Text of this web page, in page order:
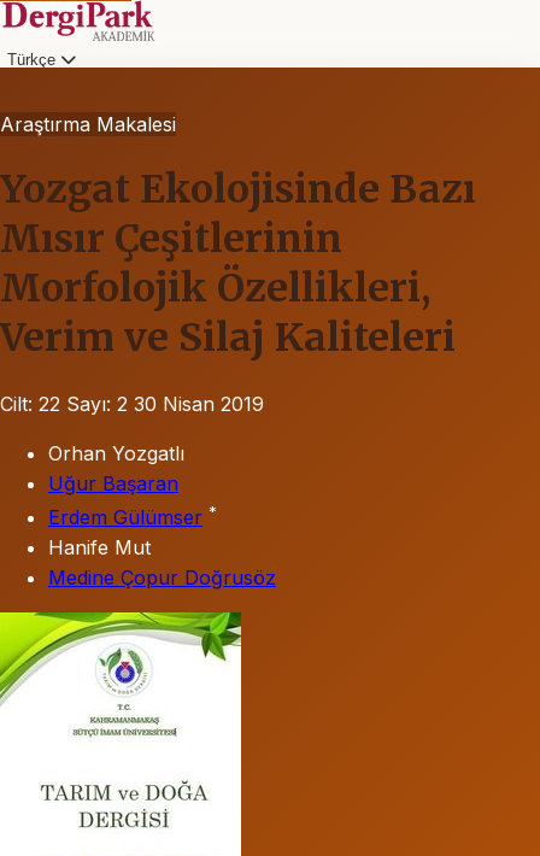
Türkçe
Araştırma Makalesi
Yozgat Ekolojisinde Bazı
Mısır Çeşitlerinin
Morfolojik Özellikleri,
Verim ve Silaj Kaliteleri
Cilt: 22 Sayı: 2 30 Nisan 2019
Orhan Yozgatlı
Uğur Başaran
Erdem Gülümser *
Hanife Mut
Medine Çopur Doğrusöz